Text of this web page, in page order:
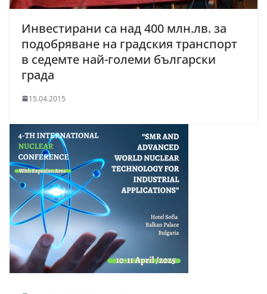
Инвестирани са над 400 млн.лв. за
подобряване на градския транспорт
в седемте най-големи български
града
15.04.2015